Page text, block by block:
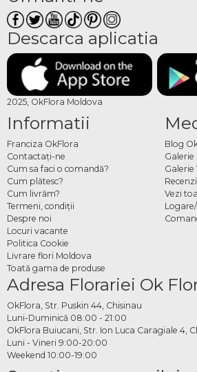
Descarca aplicatia
2025, OkFlora Moldova
Informatii
Franciza OkFlora
Contactaţi-ne
Cum sa faci o comandă?
Cum plătesc?
Cum livrăm?
Termeni, condiţii
Despre noi
Locuri vacante
Politica Cookie
Livrare flori Moldova
Toată gama de produse
Blog
Galerie
Galerie
Vezi
Adresa Florariei Ok
OkFlora, Str. Puskin 44, Chisinau
Luni-Duminică 08:00 - 21:00
OkFlora Buiucani, Str. Ion Luca Caragiale 4,
Luni - Vineri 9:00-20:00
Weekend 10:00-19:00